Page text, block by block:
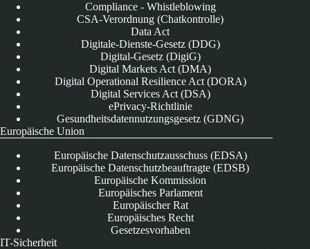
Compliance - Whistleblowing
CSA-Verordnung (Chatkontrolle)
Data Act
Digitale-Dienste-Gesetz (DDG)
Digital-Gesetz (DigiG)
Digital Markets Act (DMA)
Digital Operational Resilience Act (DORA)
Digital Services Act (DSA)
ePrivacy-Richtlinie
Gesundheitsdatennutzungsgesetz (GDNG)
Europäische Union
Europäische Datenschutzausschuss (EDSA)
Europäische Datenschutzbeauftragte (EDSB)
Europäische Kommission
Europäisches Parlament
Europäischer Rat
Europäisches Recht
Gesetzesvorhaben
IT-Sicherheit